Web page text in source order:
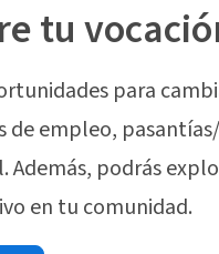
tu
para
de empleo,
Además, podrás
en tu comunidad.